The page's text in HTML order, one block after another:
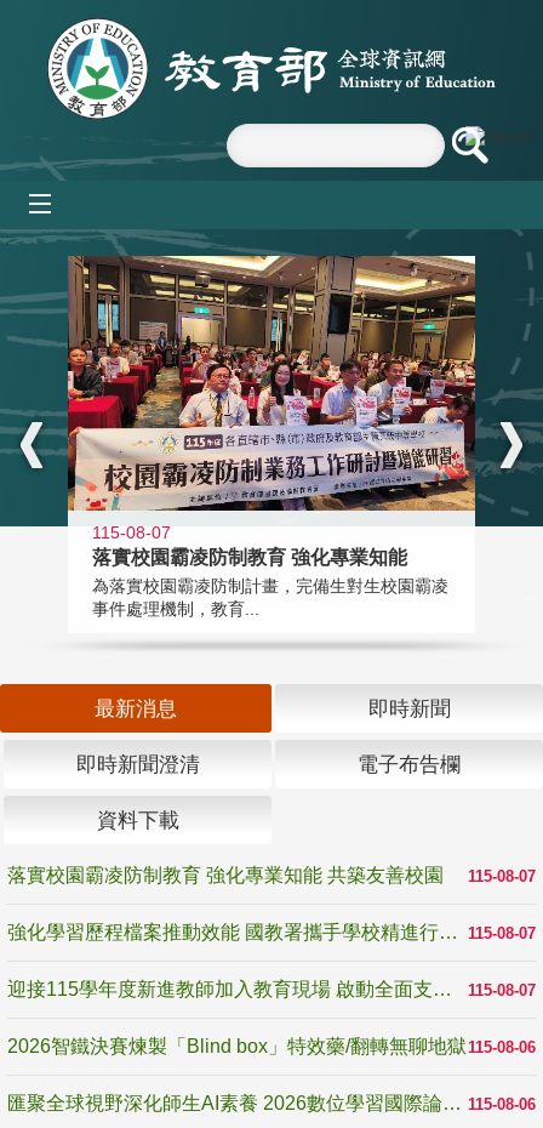
跳到主要內容區塊
:::
115-08-07
落實校園霸凌防制教育 強化專業知能
為落實校園霸凌防制計畫，完備生對生校園霸凌
事件處理機制，教育...
最新消息 即時新聞
即時新聞澄清 電子布告欄
資料下載
115-08-07
落實校園霸凌防制教育 強化專業知能 共築友善校園
115-08-07
強化學習歷程檔案推動效能 國教署攜手學校精進行政與教學支持
115-08-07
迎接115學年度新進教師加入教育現場 啟動全面支持陪伴
115-08-06
2026智鐵決賽煉製「Blind box」特效藥/翻轉無聊地獄
115-08-06
匯聚全球視野深化師生AI素養 2026數位學習國際論壇高雄登場